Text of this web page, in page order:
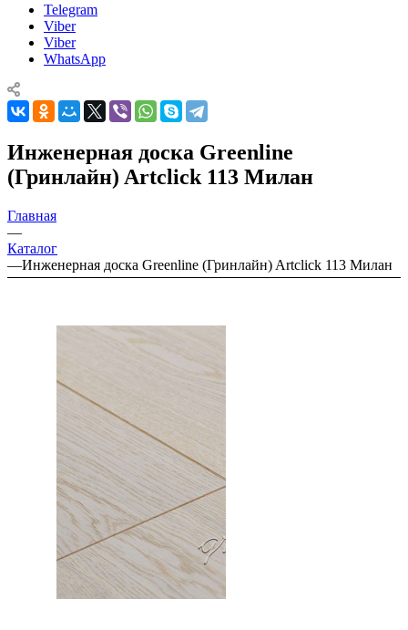
Telegram
Viber
Viber
WhatsApp
Инженерная доска Greenline
(Гринлайн) Artclick 113 Милан
Главная
—
Каталог
—Инженерная доска Greenline (Гринлайн) Artclick 113 Милан